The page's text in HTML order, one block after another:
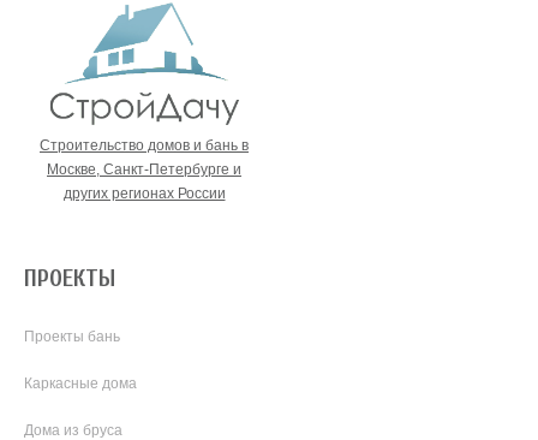
Строительство домов и бань в
Москве, Санкт-Петербурге и
других регионах России
ПРОЕКТЫ
Проекты бань
Каркасные дома
Дома из бруса